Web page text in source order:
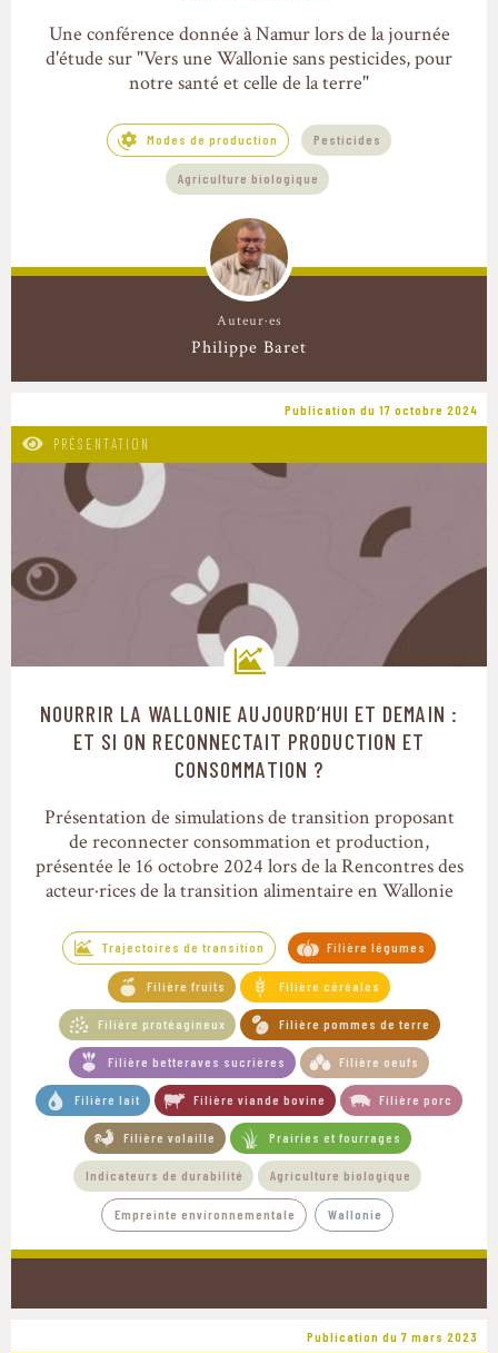
Une conférence donnée à Namur lors de la journée
d'étude sur "Vers une Wallonie sans pesticides, pour
notre santé et celle de la terre"
Modes de production Pesticides
Agriculture biologique
Auteur·es
Philippe Baret
Publication du 17 octobre 2024
PRÉSENTATION
Trajectoires de transition
NOURRIR LA WALLONIE AUJOURD’HUI ET DEMAIN :
ET SI ON RECONNECTAIT PRODUCTION ET
CONSOMMATION ?
Présentation de simulations de transition proposant
de reconnecter consommation et production,
présentée le 16 octobre 2024 lors de la Rencontres des
acteur·rices de la transition alimentaire en Wallonie
Trajectoires de transition Filière légumes
Filière fruits Filière céréales
Filière protéagineux Filière pommes de terre
Filière betteraves sucrières Filière oeufs
Filière lait Filière viande bovine Filière porc
Filière volaille Prairies et fourrages
Indicateurs de durabilité Agriculture biologique
Empreinte environnementale Wallonie
Publication du 7 mars 2023